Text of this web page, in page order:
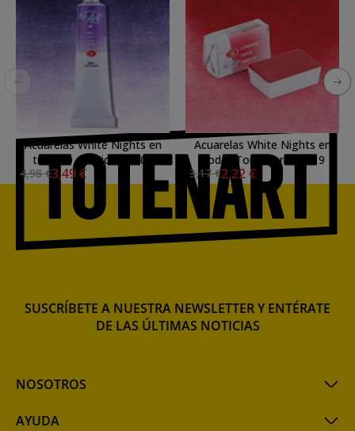
Acuarelas White Nights en
tubo 10 ml. Violeta 607
4,98 €3,49 €
Acuarelas White Nights en
godet Tono Carmín 319
3,17 €2,22 €
NOSOTROS
AYUDA
SUSCRÍBETE A NUESTRA NEWSLETTER Y ENTÉRATE
DE LAS ÚLTIMAS NOTICIAS